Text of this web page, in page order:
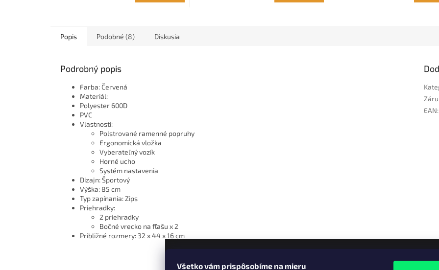
Všetko vám prispôsobíme na mieru
Popis Podobné (8) Diskusia
Podrobný popis
Farba: Červená
Materiál:
Polyester 600D
PVC
Vlastnosti:
Polstrované ramenné popruhy
Ergonomická vložka
Vyberateľný vozík
Horné ucho
Systém nastavenia
Dizajn: Športový
Výška: 85 cm
Typ zapínania: Zips
Priehradky:
2 priehradky
Bočné vrecko na fľašu x 2
Približné rozmery: 32 x 44 x 16 cm
EAN: